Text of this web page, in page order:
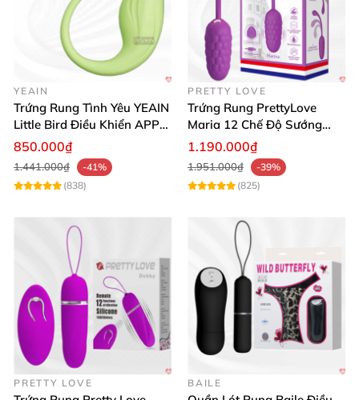
YEAIN
Trứng Rung Tình Yêu YEAIN
Little Bird Điều Khiển APP
Siêu Mạnh
850.000₫
1.441.000₫
-41%
(838)
PRETTY LOVE
Trứng Rung PrettyLove
Maria 12 Chế Độ Sướng
Mạnh Mẽ, Giảm Stress
1.190.000₫
1.951.000₫
-39%
(825)
PRETTY LOVE BAILE